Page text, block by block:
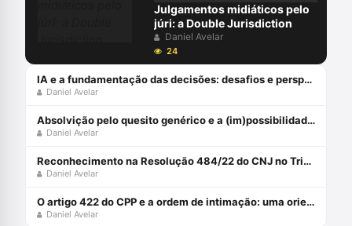
Julgamentos midiáticos pelo
júri: a Double Jurisdiction
Daniel Avelar
24
IA e a fundamentação das decisões: desafios e perspectivas à luz da atualização da Resolução CNJ 332/20
Daniel Avelar
Absolvição pelo quesito genérico e a (im)possibilidade recursal
Daniel Avelar
Reconhecimento na Resolução 484/22 do CNJ no Tribunal do Júri
Daniel Avelar
O artigo 422 do CPP e a ordem de intimação: uma orientação constitucional
Daniel Avelar